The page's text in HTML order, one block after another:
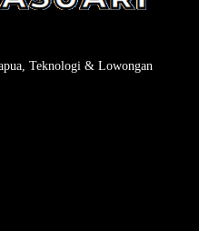
Teknologi & Lowongan